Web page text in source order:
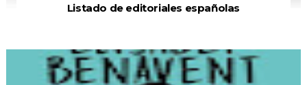
Listado de editoriales españolas